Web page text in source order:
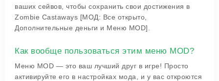
ваших сейвов, чтобы сохранить свои достижения в
Zombie Castaways [МОД: Все открыто,
Дополнительные деньги и Меню MOD].
Как вообще пользоваться этим меню MOD?
Меню MOD — это ваш лучший друг в игре! Просто
активируйте его в настройках мода, и у вас откроются